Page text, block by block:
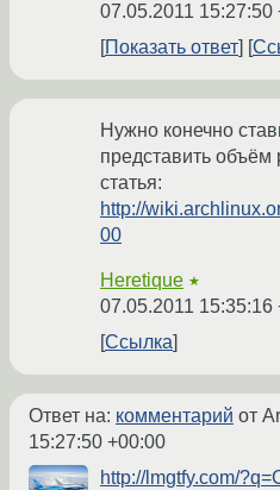
07.05.2011 15:27:50
Показать ответ
Нужно конечно
представить
статья:
http://
00
Heretique ★
07.05.2011 15:35:16
Ссылка
Ответ на: комментарий от
15:27:50 +00:00
http://lmgtfy.com/